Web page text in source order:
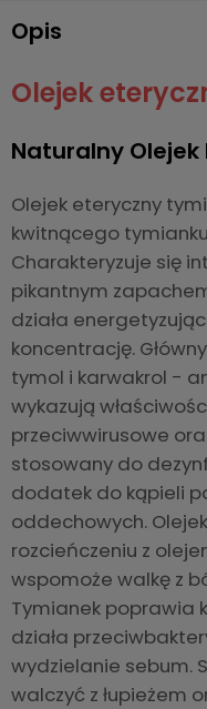
Opis
Olejek
Naturalny Olejek
Olejek eteryczny
kwitnącego
Charakteryzuje się
pikantnym
działa
koncentrację.
tymol i karwakrol -
wykazują
przeciwwirusowe
stosowany do
dodatek do kąpieli
oddechowych.
rozcieńczeniu z
wspomoże walkę z
Tymianek poprawia
działa
wydzielanie sebum.
walczyć z łupieżem